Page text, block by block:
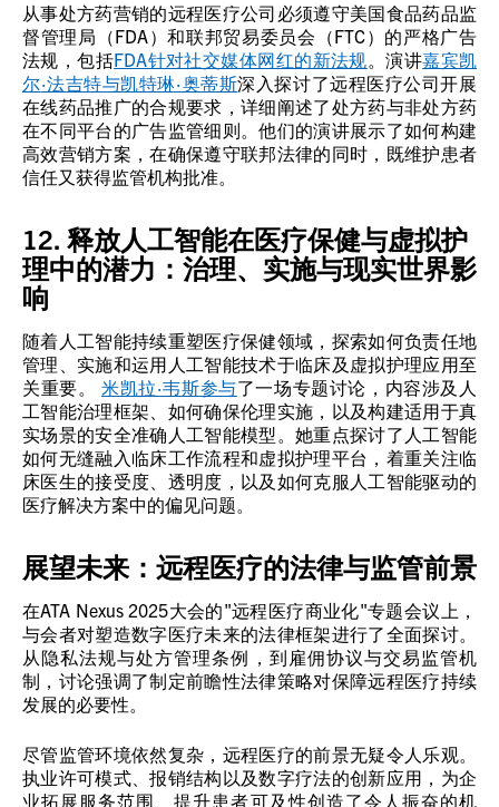
从事处方药营销的远程医疗公司必须遵守美国食品药品监
督管理局（FDA）和联邦贸易委员会（FTC）的严格广告
法规，包括FDA针对社交媒体网红的新法规。演讲嘉宾凯
尔·法吉特与凯特琳·奥蒂斯深入探讨了远程医疗公司开展
在线药品推广的合规要求，详细阐述了处方药与非处方药
在不同平台的广告监管细则。他们的演讲展示了如何构建
高效营销方案，在确保遵守联邦法律的同时，既维护患者
信任又获得监管机构批准。
12. 释放人工智能在医疗保健与虚拟护
理中的潜力：治理、实施与现实世界影
响
随着人工智能持续重塑医疗保健领域，探索如何负责任地
管理、实施和运用人工智能技术于临床及虚拟护理应用至
关重要。 米凯拉·韦斯参与了一场专题讨论，内容涉及人
工智能治理框架、如何确保伦理实施，以及构建适用于真
实场景的安全准确人工智能模型。她重点探讨了人工智能
如何无缝融入临床工作流程和虚拟护理平台，着重关注临
床医生的接受度、透明度，以及如何克服人工智能驱动的
医疗解决方案中的偏见问题。
展望未来：远程医疗的法律与监管前景
在ATA Nexus 2025大会的"远程医疗商业化"专题会议上，
与会者对塑造数字医疗未来的法律框架进行了全面探讨。
从隐私法规与处方管理条例，到雇佣协议与交易监管机
制，讨论强调了制定前瞻性法律策略对保障远程医疗持续
发展的必要性。
尽管监管环境依然复杂，远程医疗的前景无疑令人乐观。
执业许可模式、报销结构以及数字疗法的创新应用，为企
业拓展服务范围、提升患者可及性创造了令人振奋的机